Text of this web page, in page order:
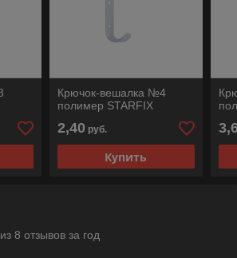
Крючок-вешалка №4
полимер STARFIX
2,40 руб.
Купить
8 отзывов за год